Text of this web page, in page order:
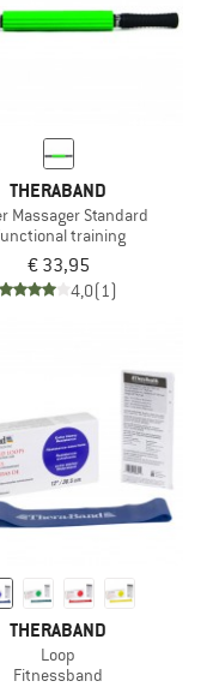
THERABAND
Massager Standard
training
€ 33,95
4,0(1)
THERABAND
Loop
Fitnessband